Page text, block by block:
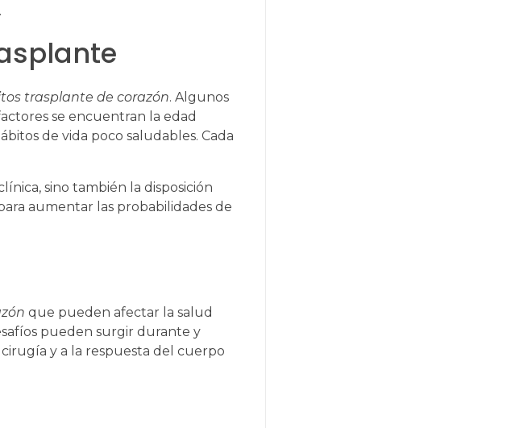
trasplante de corazón. Algunos
se encuentran la edad
de vida poco saludables. Cada
sino también la disposición
aumentar las probabilidades de
que pueden afectar la salud
pueden surgir durante y
y a la respuesta del cuerpo